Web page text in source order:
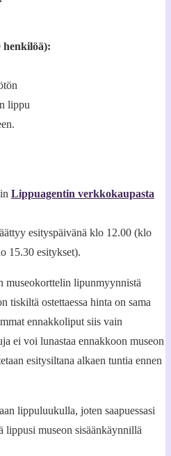
henkilöä):
lippu
Lippuagentin verkkokaupasta
esityspäivänä klo 12.00 (klo
15.30 esitykset).
museokorttelin lipunmyynnistä
tiskiltä ostettaessa hinta on sama
ennakkoliput siis vain
ei voi lunastaa ennakkoon museon
esitysiltana alkaen tuntia ennen
lippuluukulla, joten saapuessasi
lippusi museon sisäänkäynnillä